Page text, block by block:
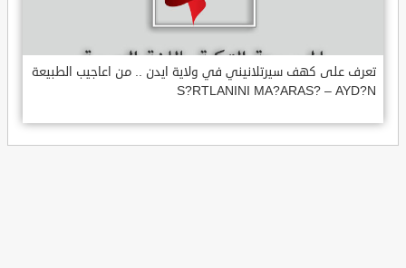
تعرف على كهف سيرتلانيني في ولاية ايدن .. من اعاجيب الطبيعة
S?RTLANINI MA?ARAS? – AYD?N